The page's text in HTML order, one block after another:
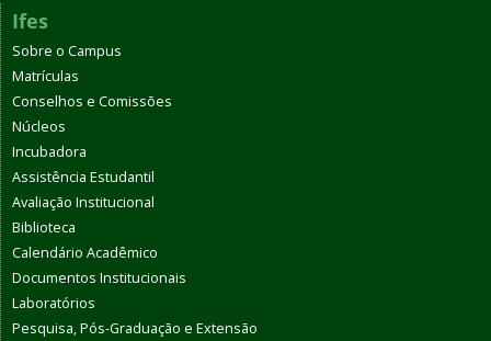
Ifes
Sobre o Campus
Matrículas
Conselhos e Comissões
Núcleos
Incubadora
Assistência Estudantil
Avaliação Institucional
Biblioteca
Calendário Acadêmico
Documentos Institucionais
Laboratórios
Pesquisa, Pós-Graduação e Extensão